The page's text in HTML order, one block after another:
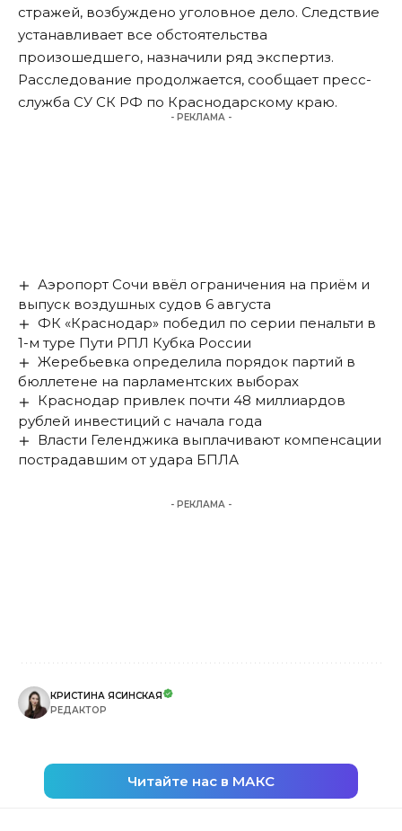
стражей, возбуждено уголовное дело. Следствие
устанавливает все обстоятельства
произошедшего, назначили ряд экспертиз.
Расследование продолжается, сообщает пресс-
служба СУ СК РФ по Краснодарскому краю.
- РЕКЛАМА -
Аэропорт Сочи ввёл ограничения на приём и
выпуск воздушных судов 6 августа
ФК «Краснодар» победил по серии пенальти в
1-м туре Пути РПЛ Кубка России
Жеребьевка определила порядок партий в
бюллетене на парламентских выборах
Краснодар привлек почти 48 миллиардов
рублей инвестиций с начала года
Власти Геленджика выплачивают компенсации
пострадавшим от удара БПЛА
- РЕКЛАМА -
КРИСТИНА ЯСИНСКАЯ
РЕДАКТОР
Читайте нас в МАКС